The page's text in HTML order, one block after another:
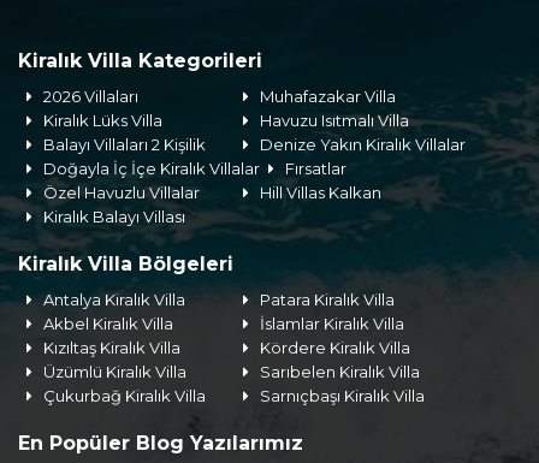
Kiralık Villa Kategorileri
2026 Villaları
Muhafazakar Villa
Kiralık Lüks Villa
Havuzu Isıtmalı Villa
Balayı Villaları 2 Kişilik
Denize Yakın Kiralık Villalar
Doğayla İç İçe Kiralık Villalar
Fırsatlar
Özel Havuzlu Villalar
Hill Villas Kalkan
Kiralık Balayı Villası
Kiralık Villa Bölgeleri
Antalya Kiralık Villa
Patara Kiralık Villa
Akbel Kiralık Villa
İslamlar Kiralık Villa
Kızıltaş Kiralık Villa
Kördere Kiralık Villa
Üzümlü Kiralık Villa
Sarıbelen Kiralık Villa
Çukurbağ Kiralık Villa
Sarnıçbaşı Kiralık Villa
En Popüler Blog Yazılarımız